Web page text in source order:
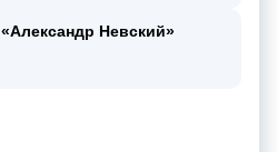
Невский»